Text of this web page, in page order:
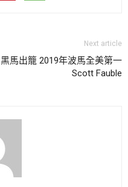
Next article
黑馬出籠 2019年波馬全美第一
Scott Fauble